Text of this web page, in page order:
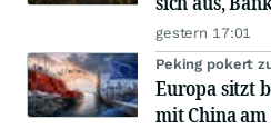
gestern 17:01
Peking pokert
Europa sitzt
mit China